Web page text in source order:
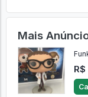
Mais